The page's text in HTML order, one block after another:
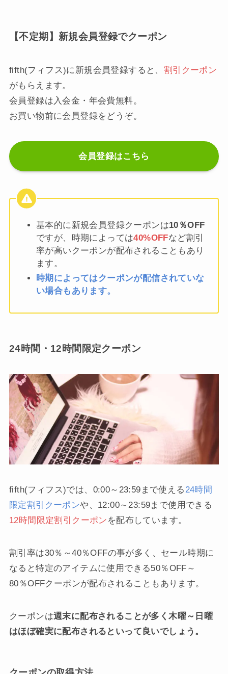
【不定期】新規会員登録でクーポン
fifth(フィフス)に新規会員登録すると、 割引クーポン
がもらえます。
会員登録は入会金・年会費無料。
お買い物前に会員登録をどうぞ。
会員登録はこちら
基本的に新規会員登録クーポンは10％OFF
ですが、時期によっては40%OFFなど割引
率が高いクーポンが配布されることもあり
ます。
時期によってはクーポンが配信されていな
い場合もあります。
24時間・12時間限定クーポン
fifth(フィフス)では、0:00～23:59まで使える 24時間
限定割引クーポンや、12:00～23:59まで使用できる
12時間限定割引クーポン を配布しています。
割引率は30％～40％OFFの事が多く、セール時期に
なると特定のアイテムに使用できる50％OFF～
80％OFFクーポンが配布されることもあります。
クーポンは週末に配布されることが多く木曜～日曜
はほぼ確実に配布されるといって良いでしょう。